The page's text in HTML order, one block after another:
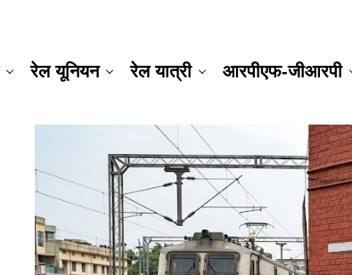
रेल यूनियन रेल यात्री आरपीएफ-जीआरपी